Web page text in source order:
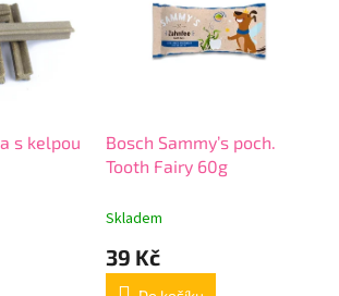
s kelpou
Bosch Sammy’s poch.
Tooth Fairy 60g
Skladem
39 Kč